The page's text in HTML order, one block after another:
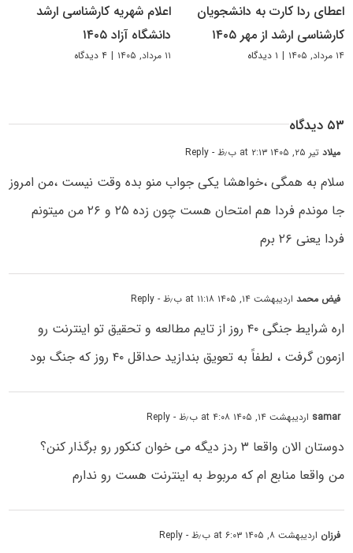
اعطای ردا کارت به دانشجویان
کارشناسی ارشد از مهر ۱۴۰۵
۱۴ مرداد, ۱۴۰۵ | ۱ دیدگاه
اعلام شهریه کارشناسی ارشد
دانشگاه آزاد ۱۴۰۵
۱۱ مرداد, ۱۴۰۵ | ۴ دیدگاه
۵۳ دیدگاه
میلادتیر ۲۵, ۱۴۰۵ at ۲:۱۳ ب٫ظ - Reply
سلام به همگی ،خواهشا یکی جواب منو بده وقت نیست ،من امروز
جا موندم فردا هم امتحان هست چون زده ۲۵ و ۲۶ من میتونم
فردا یعنی ۲۶ برم
فیض محمداردیبهشت ۱۴, ۱۴۰۵ at ۱۱:۱۸ ب٫ظ - Reply
اره شرایط جنگی ۴۰ روز از تایم مطالعه و تحقیق تو اینترنت رو
ازمون گرفت ، لطفاً به تعویق بندازید حداقل ۴۰ روز که جنگ بود
samar اردیبهشت ۱۴, ۱۴۰۵ at ۴:۰۸ ب٫ظ - Reply
دوستان الان واقعا ۳ ردز دیگه می خوان کنکور رو برگذار کنن؟
من واقعا منابع ام که مربوط به اینترنت هست رو ندارم
فرزان اردیبهشت ۸, ۱۴۰۵ at ۶:۰۳ ب٫ظ - Reply